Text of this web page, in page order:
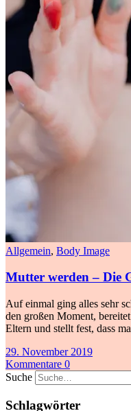
Allgemein, Body Image
Mutter werden – Die
Auf einmal ging alles sehr
den großen Moment,
Eltern und stellt fest, dass
29. November 2019
Kommentare 0
Suche
Schlagwörter